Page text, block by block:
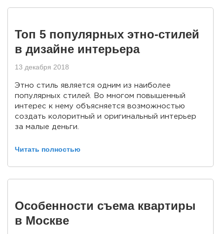
Топ 5 популярных этно-стилей
в дизайне интерьера
13 декабря 2018
Этно стиль является одним из наиболее
популярных стилей. Во многом повышенный
интерес к нему объясняется возможностью
создать колоритный и оригинальный интерьер
за малые деньги.
Читать полностью
Особенности съема квартиры
в Москве